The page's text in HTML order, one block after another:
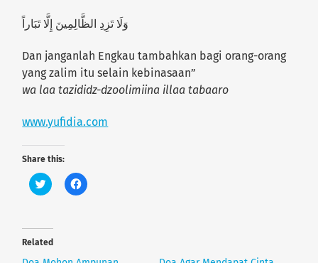
وَلَا تَزِدِ الظَّالِمِينَ إِلَّا تَبَاراً
Dan janganlah Engkau tambahkan bagi orang-orang
yang zalim itu selain kebinasaan”
wa laa tazididz-dzoolimiina illaa tabaaro
www.yufidia.com
Share this:
C
l
t
o
s
h
C
l
Related